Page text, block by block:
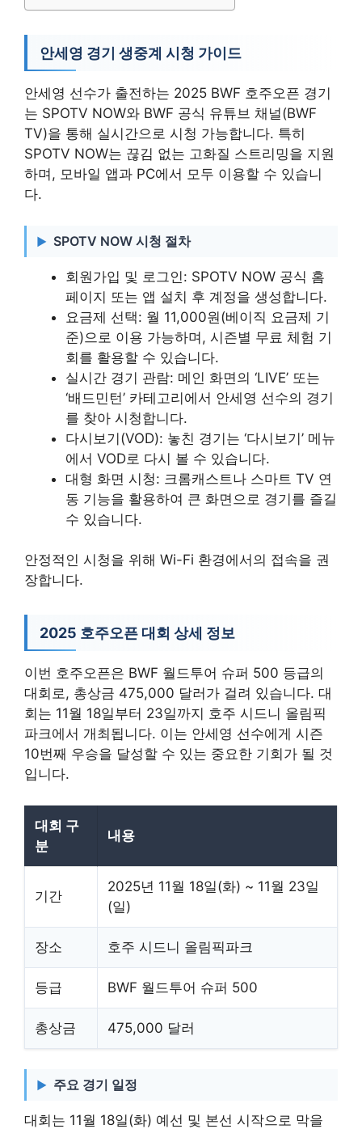
안세영 경기 생중계 시청 가이드
안세영 선수가 출전하는 2025 BWF 호주오픈 경기
는 SPOTV NOW와 BWF 공식 유튜브 채널(BWF
TV)을 통해 실시간으로 시청 가능합니다. 특히
SPOTV NOW는 끊김 없는 고화질 스트리밍을 지원
하며, 모바일 앱과 PC에서 모두 이용할 수 있습니
다.
SPOTV NOW 시청 절차
회원가입 및 로그인: SPOTV NOW 공식 홈
페이지 또는 앱 설치 후 계정을 생성합니다.
요금제 선택: 월 11,000원(베이직 요금제 기
준)으로 이용 가능하며, 시즌별 무료 체험 기
회를 활용할 수 있습니다.
실시간 경기 관람: 메인 화면의 ‘LIVE’ 또는
‘배드민턴’ 카테고리에서 안세영 선수의 경기
를 찾아 시청합니다.
다시보기(VOD): 놓친 경기는 ‘다시보기’ 메뉴
에서 VOD로 다시 볼 수 있습니다.
대형 화면 시청: 크롬캐스트나 스마트 TV 연
동 기능을 활용하여 큰 화면으로 경기를 즐길
수 있습니다.
안정적인 시청을 위해 Wi-Fi 환경에서의 접속을 권
장합니다.
2025 호주오픈 대회 상세 정보
이번 호주오픈은 BWF 월드투어 슈퍼 500 등급의
대회로, 총상금 475,000 달러가 걸려 있습니다. 대
회는 11월 18일부터 23일까지 호주 시드니 올림픽
파크에서 개최됩니다. 이는 안세영 선수에게 시즌
10번째 우승을 달성할 수 있는 중요한 기회가 될 것
입니다.
대회 구
분
내용
기간
2025년 11월 18일(화) ~ 11월 23일
(일)
장소 호주 시드니 올림픽파크
등급 BWF 월드투어 슈퍼 500
총상금 475,000 달러
주요 경기 일정
대회는 11월 18일(화) 예선 및 본선 시작으로 막을